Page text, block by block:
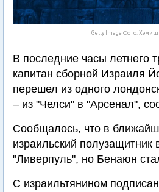
Getty Image Фото: Хэмиш
В последние часы летнего
капитан сборной Израиля
перешел из одного
– из "Челси" в "Арсенал",
Сообщалось, что в
израильский полузащитник
"Ливерпуль", но Бенаюн
С израильтянином